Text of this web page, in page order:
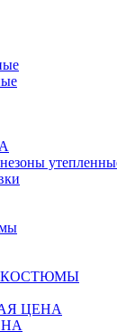
КОСТЮМЫ
ЦЕНА